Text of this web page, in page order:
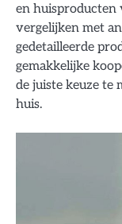
en
vergelijken met
gedetailleerde
gemakkelijke
de juiste keuze
huis.